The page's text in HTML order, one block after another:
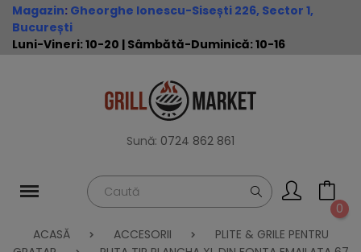
Magazin: Gheorghe Ionescu-Sisești 226, Sector 1,
București
Luni-Vineri: 10-20 | Sâmbătă-Duminică: 10-16
Sună: 0724 862 861
0
ACASĂ
ACCESORII
PLITE & GRILE PENTRU